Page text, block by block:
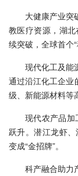
大健康产业突
教医疗资源，湖
续突破，全球首个
现代化工及能
通过沿江化工企业
级、新能源材料等
现代农产品加
跃升。潜江龙虾
变成“金招牌”。
科产融合助力